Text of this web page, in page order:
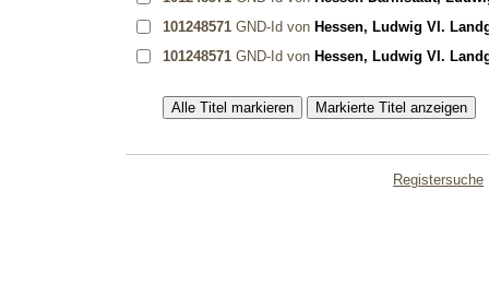
101248571GND-Id von Hessen, Ludwig VI.
101248571GND-Id von Hessen, Ludwig VI.
Registersuche